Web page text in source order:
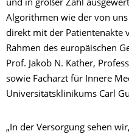
und in großer Zahl
Algorithmen wie der von uns
direkt mit der Patientenakte
Rahmen des europäischen
Prof. Jakob N. Kather,
sowie Facharzt für Innere
Universitätsklinikums Carl
„In der Versorgung sehen